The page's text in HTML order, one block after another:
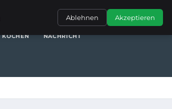
FRAUEN / MODEGENERALGESCHÄFT
KOCHEN NACHRICHT
Ablehnen Akzeptieren